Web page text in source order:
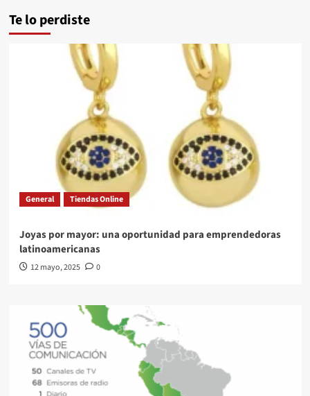
Te lo perdiste
General Tiendas Online
Joyas por mayor: una oportunidad para emprendedoras
latinoamericanas
12 mayo, 2025 0